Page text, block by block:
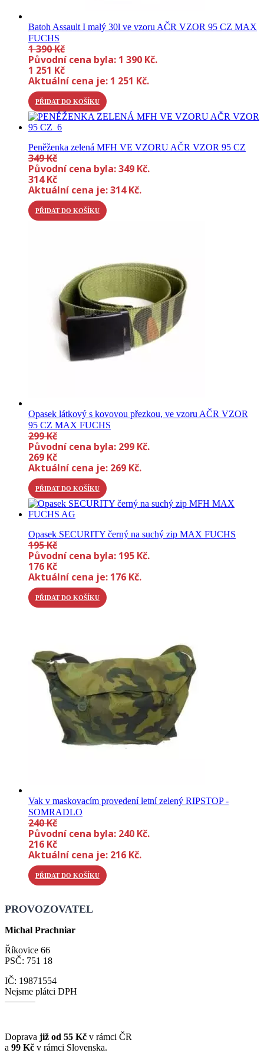
Batoh Assault I malý 30l ve vzoru AČR VZOR 95 CZ MAX
FUCHS
1 390Kč
Původní cena byla: 1 390 Kč.
1 251 Kč
Aktuální cena je: 1 251 Kč.
PŘIDAT DO KOŠÍKU
Peněženka zelená MFH VE VZORU AČR VZOR 95 CZ
349Kč
Původní cena byla: 349 Kč.
314Kč
Aktuální cena je: 314 Kč.
PŘIDAT DO KOŠÍKU
Opasek látkový s kovovou přezkou, ve vzoru AČR VZOR
95 CZ MAX FUCHS
299Kč
Původní cena byla: 299 Kč.
269 Kč
Aktuální cena je: 269 Kč.
PŘIDAT DO KOŠÍKU
Opasek SECURITY černý na suchý zip MAX FUCHS
195Kč
Původní cena byla: 195 Kč.
176 Kč
Aktuální cena je: 176 Kč.
PŘIDAT DO KOŠÍKU
Vak v maskovacím provedení letní zelený RIPSTOP -
SOMRADLO
240Kč
Původní cena byla: 240 Kč.
216 Kč
Aktuální cena je: 216 Kč.
PŘIDAT DO KOŠÍKU
PROVOZOVATEL
Michal Prachniar
Říkovice 66
PSČ: 751 18
IČ: 19871554
Nejsme plátci DPH
Doprava již od 55 Kč v rámci ČR
a 99 Kč v rámci Slovenska.